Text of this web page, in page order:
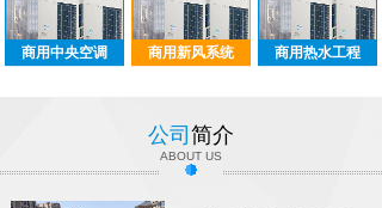
商用新风系统 商用热水工程
商用中央空调
公司 简介
ABOUT US